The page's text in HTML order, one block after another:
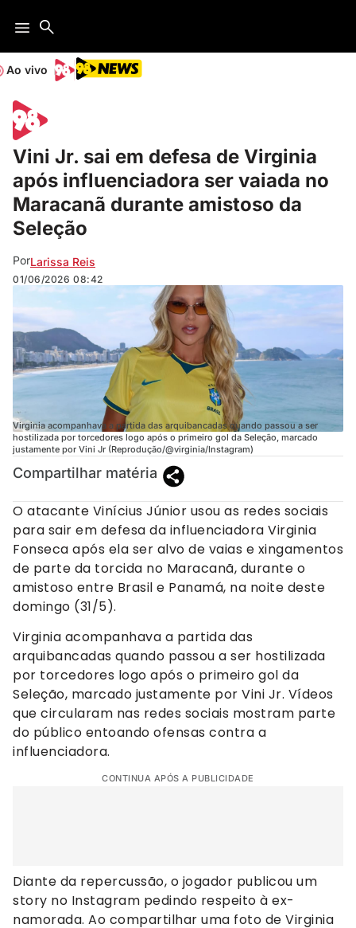
Ao vivo
Vini Jr. sai em defesa de Virginia
após influenciadora ser vaiada no
Maracanã durante amistoso da
Seleção
PorLarissa Reis
01/06/2026 08:42
Virginia acompanhava a partida das arquibancadas quando passou a ser
hostilizada por torcedores logo após o primeiro gol da Seleção, marcado
justamente por Vini Jr (Reprodução/@virginia/Instagram)
Compartilhar matéria
O atacante Vinícius Júnior usou as redes sociais
para sair em defesa da influenciadora Virginia
Fonseca após ela ser alvo de vaias e xingamentos
de parte da torcida no Maracanã, durante o
amistoso entre Brasil e Panamá, na noite deste
domingo (31/5).
Virginia acompanhava a partida das
arquibancadas quando passou a ser hostilizada
por torcedores logo após o primeiro gol da
Seleção, marcado justamente por Vini Jr. Vídeos
que circularam nas redes sociais mostram parte
do público entoando ofensas contra a
influenciadora.
CONTINUA APÓS A PUBLICIDADE
Diante da repercussão, o jogador publicou um
story no Instagram pedindo respeito à ex-
namorada. Ao compartilhar uma foto de Virginia